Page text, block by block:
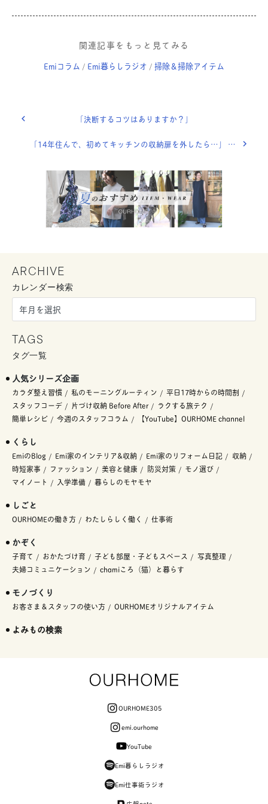
関連記事をもっと見てみる
Emiコラム / Emi暮らしラジオ / 掃除＆掃除アイテム
「決断するコツはありますか？」
「14年住んで、初めてキッチンの収納扉を外したら…」 OURHOME WEB LETTER
ARCHIVE
カレンダー検索
TAGS
タグ一覧
人気シリーズ企画
カラダ整え習慣 私のモーニングルーティン
平日17時からの時間割
スタッフコーデ
片づけ収納 Before After
ラクする旅テク
簡単レシピ
今週のスタッフコラム 【YouTube】OURHOME channel
くらし
EmiのBlog Emi家のインテリア&収納 Emi家のリフォーム日記
収納
時短家事
ファッション 美容と健康 防災対策
モノ選び
マイノート
入学準備 暮らしのモヤモヤ
しごと
OURHOMEの働き方 わたしらしく働く 仕事術
かぞく
子育て おかたづけ育 子ども部屋・子どもスペース
写真整理
夫婦コミュニケーション
chamiころ（猫）と暮らす
モノづくり
お客さま＆スタッフの使い方 OURHOMEオリジナルアイテム
よみもの検索
OURHOME305
emi.ourhome
YouTube
Emi暮らしラジオ
Emi仕事術ラジオ